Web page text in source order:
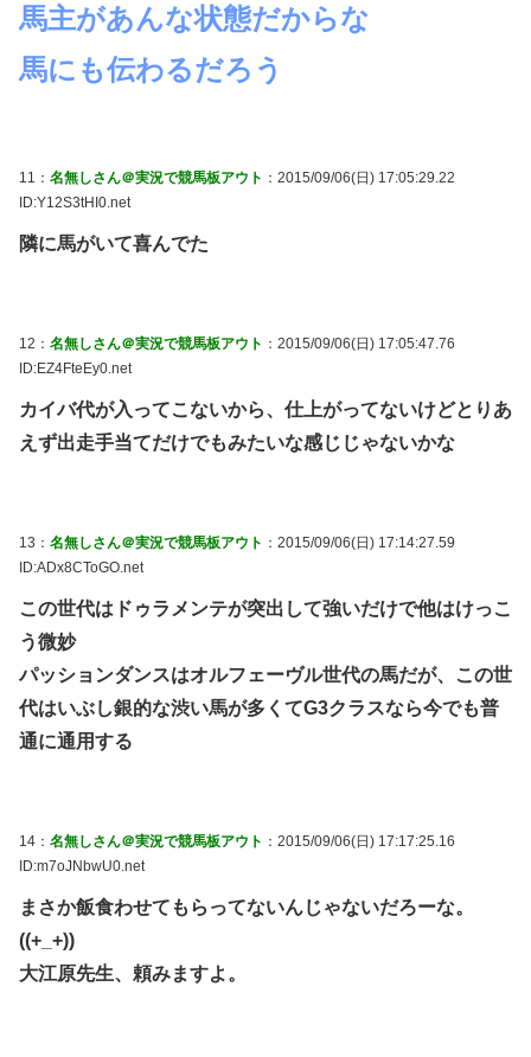
馬主があんな状態だからな
馬にも伝わるだろう
11： 名無しさん＠実況で競馬板アウト ：2015/09/06(日) 17:05:29.22
ID:Y12S3tHI0.net
隣に馬がいて喜んでた
12： 名無しさん＠実況で競馬板アウト ：2015/09/06(日) 17:05:47.76
ID:EZ4FteEy0.net
カイバ代が入ってこないから、仕上がってないけどとりあ
えず出走手当てだけでもみたいな感じじゃないかな
13： 名無しさん＠実況で競馬板アウト ：2015/09/06(日) 17:14:27.59
ID:ADx8CToGO.net
この世代はドゥラメンテが突出して強いだけで他はけっこ
う微妙
パッションダンスはオルフェーヴル世代の馬だが、この世
代はいぶし銀的な渋い馬が多くてG3クラスなら今でも普
通に通用する
14： 名無しさん＠実況で競馬板アウト ：2015/09/06(日) 17:17:25.16
ID:m7oJNbwU0.net
まさか飯食わせてもらってないんじゃないだろーな。
((+_+))
大江原先生、頼みますよ。